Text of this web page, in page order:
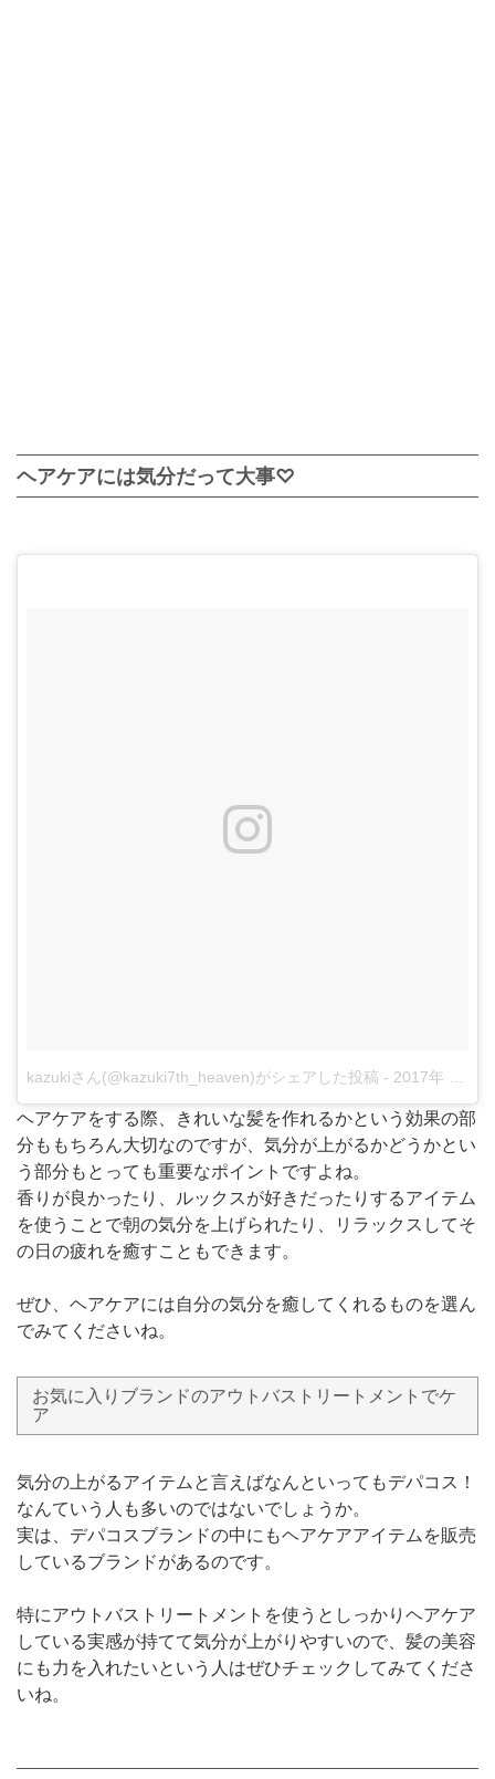
ヘアケアには気分だって大事♡
kazukiさん(@kazuki7th_heaven)がシェアした投稿 - 2017年 9月月18日午前7時14分PDT
ヘアケアをする際、きれいな髪を作れるかという効果の部
分ももちろん大切なのですが、気分が上がるかどうかとい
う部分もとっても重要なポイントですよね。
香りが良かったり、ルックスが好きだったりするアイテム
を使うことで朝の気分を上げられたり、リラックスしてそ
の日の疲れを癒すこともできます。
ぜひ、ヘアケアには自分の気分を癒してくれるものを選ん
でみてくださいね。
お気に入りブランドのアウトバストリートメントでケ
ア
気分の上がるアイテムと言えばなんといってもデパコス！
なんていう人も多いのではないでしょうか。
実は、デパコスブランドの中にもヘアケアアイテムを販売
しているブランドがあるのです。
特にアウトバストリートメントを使うとしっかりヘアケア
している実感が持てて気分が上がりやすいので、髪の美容
にも力を入れたいという人はぜひチェックしてみてくださ
いね。